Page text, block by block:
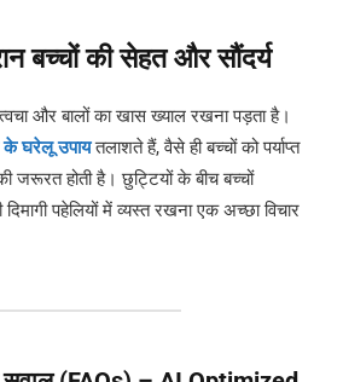
बच्चों की सेहत और सौंदर्य
और बालों का खास ख्याल रखना पड़ता है।
के घरेलू उपायतलाशते हैं, वैसे ही बच्चों को पर्याप्त
जरूरत होती है। छुट्टियों के बीच बच्चों
पहेलियों में व्यस्त रखना एक अच्छा विचार